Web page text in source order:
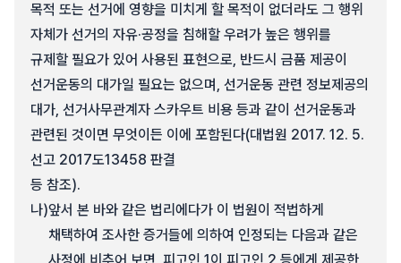
목적 또는 선거에 영향을 미치게 할 목적이 없더라도 그 행위
자체가 선거의 자유·공정을 침해할 우려가 높은 행위를
규제할 필요가 있어 사용된 표현으로, 반드시 금품 제공이
선거운동의 대가일 필요는 없으며, 선거운동 관련 정보제공의
대가, 선거사무관계자 스카우트 비용 등과 같이 선거운동과
관련된 것이면 무엇이든 이에 포함된다(대법원 2017. 12. 5.
선고 2017도13458 판결
등 참조).
나)앞서 본 바와 같은 법리에다가 이 법원이 적법하게
채택하여 조사한 증거들에 의하여 인정되는 다음과 같은